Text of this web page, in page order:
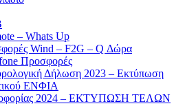
– Whats Up
Wind – F2G – Q Δώρα
Προσφορές
Δήλωση 2023 – Εκτύπωση
EΝΦΙΑ
2024 – ΕΚΤΥΠΩΣΗ ΤΕΛΩΝ